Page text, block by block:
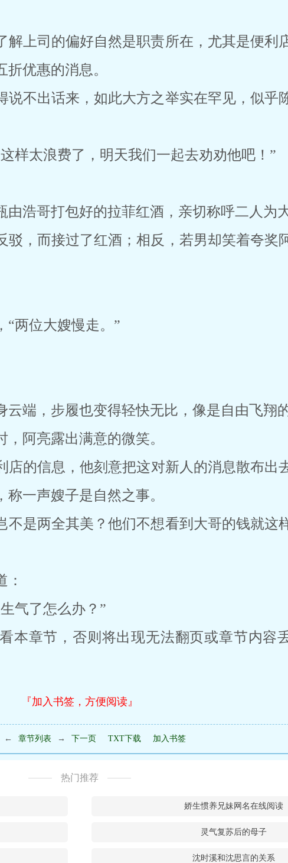
解上司的偏好自然是职责所在，尤其是便利
优惠的消息。
说不出话来，如此大方之举实在罕见，似乎
样太浪费了，明天我们一起去劝劝他吧！”
浩哥打包好的拉菲红酒，亲切称呼二人为大
驳，而接过了红酒；相反，若男却笑着夸奖
“两位大嫂慢走。”
端，步履也变得轻快无比，像是自由飞翔的
阿亮露出满意的微笑。
店的信息，他刻意把这对新人的消息散布
一声嫂子是自然之事。
不是两全其美？他们不想看到大哥的钱就这
气了怎么办？”
本章节，否则将出现无法翻页或章节内容
『加入书签，方便阅读』
← 章节列表 → 下一页 TXT下载 加入书签
热门推荐
娇生惯养兄妹网名在线阅读
灵气复苏后的母子
沈时溪和沈思言的关系